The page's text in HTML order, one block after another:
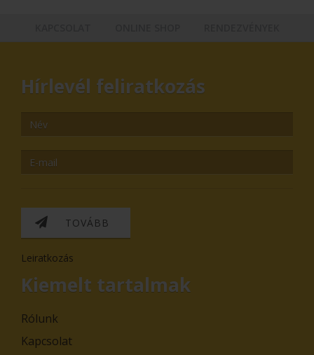
Hírlevél feliratkozás
TOVÁBB
Leiratkozás
Kiemelt tartalmak
Rólunk
Kapcsolat